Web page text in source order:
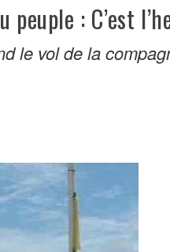
: C’est
le vol de la